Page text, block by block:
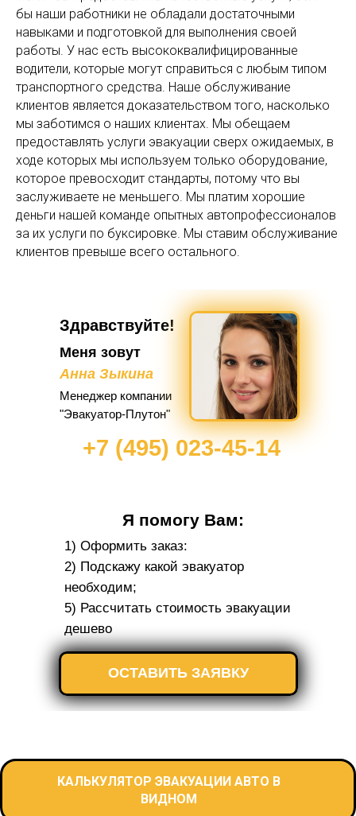
бы наши работники не обладали достаточными
навыками и подготовкой для выполнения своей
работы. У нас есть высококвалифицированные
водители, которые могут справиться с любым типом
транспортного средства. Наше обслуживание
клиентов является доказательством того, насколько
мы заботимся о наших клиентах. Мы обещаем
предоставлять услуги эвакуации сверх ожидаемых, в
ходе которых мы используем только оборудование,
которое превосходит стандарты, потому что вы
заслуживаете не меньшего. Мы платим хорошие
деньги нашей команде опытных автопрофессионалов
за их услуги по буксировке. Мы ставим обслуживание
клиентов превыше всего остального.
Здравствуйте!
Менеджер компании
"Эвакуатор-Плутон"
Меня зовут
Анна Зыкина
Я помогу Вам:
1) Оформить заказ:
2) Подскажу какой эвакуатор
необходим;
5) Рассчитать стоимость эвакуации
дешево
+7 (495) 023-45-14
ОСТАВИТЬ ЗАЯВКУ
КАЛЬКУЛЯТОР ЭВАКУАЦИИ АВТО В
ВИДНОМ